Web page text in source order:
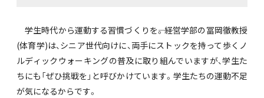
学生時代から運動する習慣づくりを――。経営学部の冨岡徹教授
(体育学)は、シニア世代向けに、両手にストックを持って歩くノ
ルディックウォーキングの普及に取り組んでいますが、学生た
ちにも「ぜひ挑戦を」と呼びかけています。学生たちの運動不足
が気になるからです。